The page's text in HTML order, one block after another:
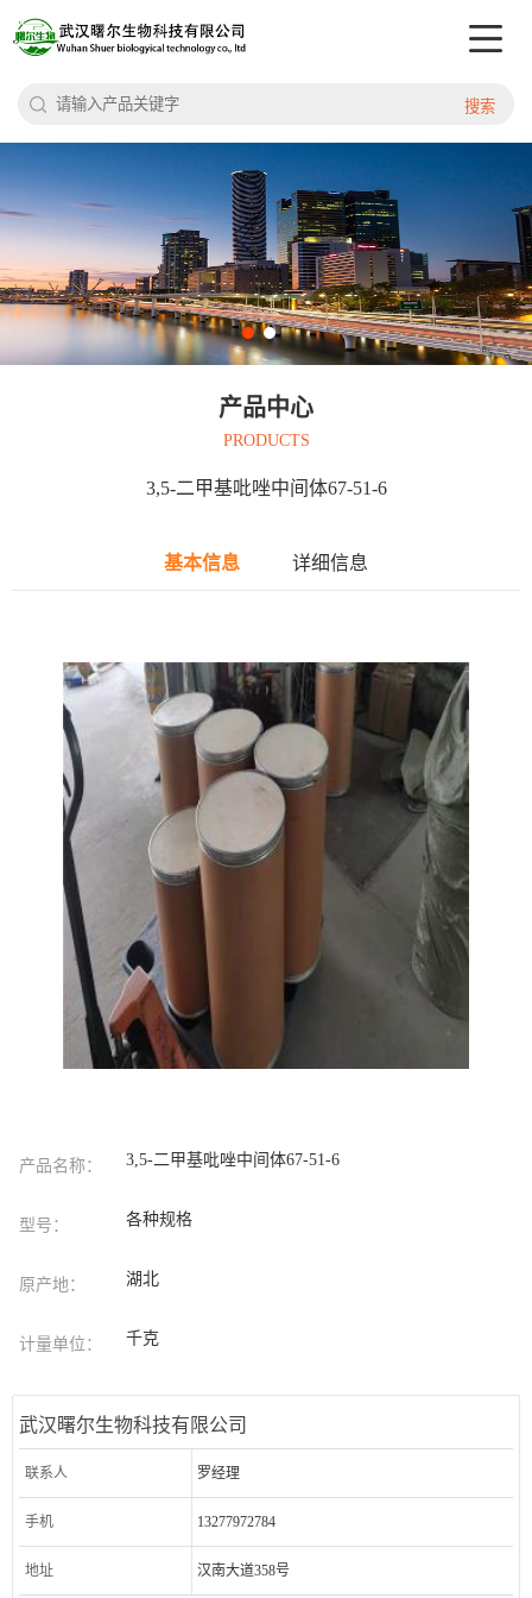
搜索
产品中心
PRODUCTS
3,5-二甲基吡唑中间体67-51-6
基本信息 详细信息
产品名称： 3,5-二甲基吡唑中间体67-51-6
型号： 各种规格
原产地： 湖北
计量单位： 千克
武汉曙尔生物科技有限公司
联系人 罗经理
手机 13277972784
地址 汉南大道358号